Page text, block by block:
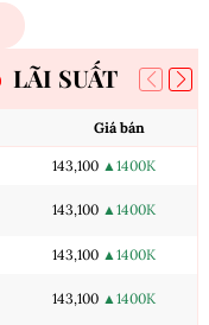
LÃI SUẤT
Giá bán
143,100 ▲1400K
143,100 ▲1400K
143,100 ▲1400K
143,100 ▲1400K